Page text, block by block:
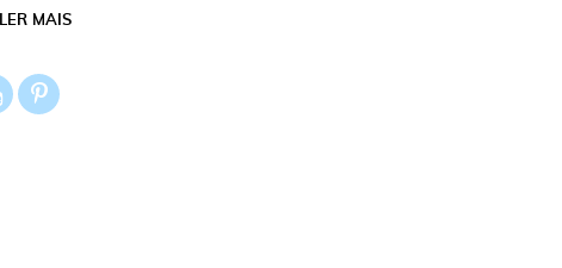
LER MAIS